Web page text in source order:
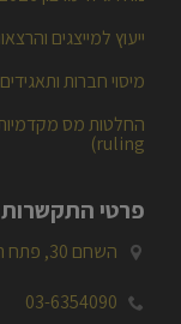
פסילת ספרים ושומות
נוהל גילוי מרצון 2025-2026
ייעוץ למייצגים והרצאות
מיסוי חברות ותאגידים
ruling)
פרטי התקשרות
 השחם 30, פתח תקווה